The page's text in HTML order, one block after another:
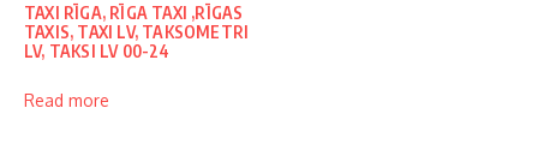
TAXI RĪGA, RĪGA TAXI ,RĪGAS
TAXIS, TAXI LV, TAKSOMETRI
LV, TAKSI LV 00-24
Read more